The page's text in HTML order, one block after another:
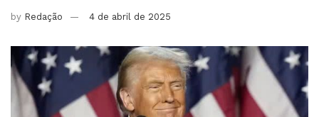
by Redação 4 de abril de 2025